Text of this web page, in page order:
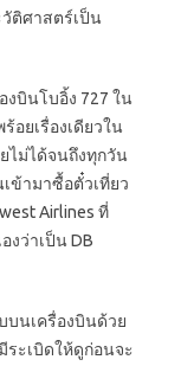
ติศาสตร์เป็น
บินโบอิ้ง 727 ใน
อยเรื่องเดียวใน
ไม่ได้จนถึงทุกวัน
ข้ามาซื้อตั๋วเที่ยว
Airlines ที่
ว่าเป็น DB
นเครื่องบินด้วย
ระเบิดให้ดูก่อนจะ